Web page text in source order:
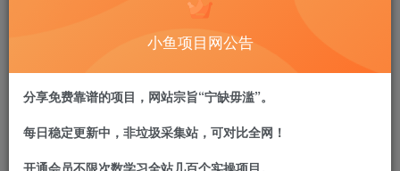
打新必看东财页面
比较有用的数据有：
小鱼项目网公告
分享免费靠谱的项目，网站宗旨“宁缺毋滥”。
每日稳定更新中，非垃圾采集站，可对比全网！
开通会员不限次数学习全站几百个实操项目。